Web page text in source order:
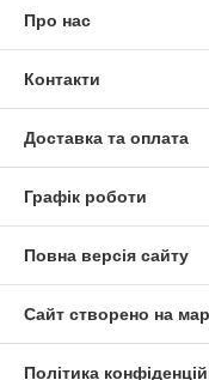
багато пристосування
вигляді промислового
тільки до певних
Про нас
Контакти
Доставка та оплата
Графік роботи
Повна версія сайту
Сайт створено на
Політика